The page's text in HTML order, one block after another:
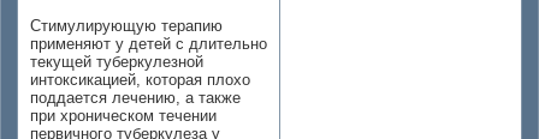
Стимулирующую терапию
применяют у детей с длительно
текущей туберкулезной
интоксикацией, которая плохо
поддается лечению, а также
при хроническом течении
первичного туберкулеза у